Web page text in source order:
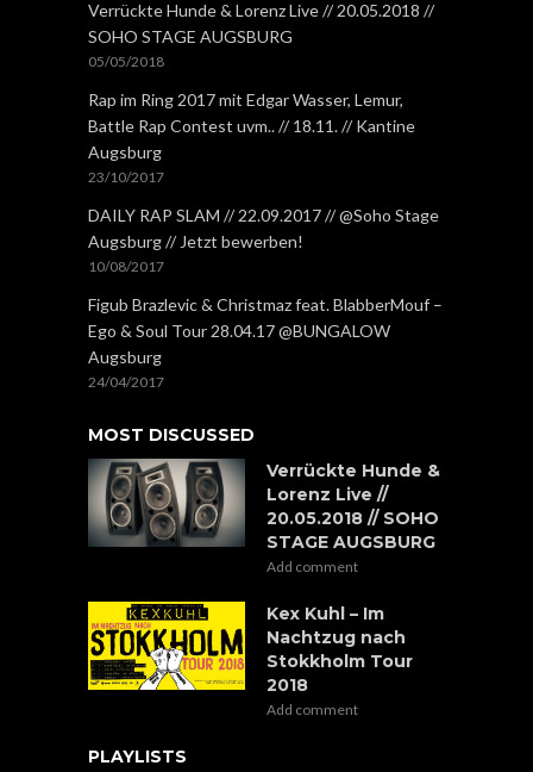
Verrückte Hunde & Lorenz Live // 20.05.2018 //
SOHO STAGE AUGSBURG
05/05/2018
Rap im Ring 2017 mit Edgar Wasser, Lemur,
Battle Rap Contest uvm.. // 18.11. // Kantine
Augsburg
23/10/2017
DAILY RAP SLAM // 22.09.2017 // @Soho Stage
Augsburg // Jetzt bewerben!
10/08/2017
Figub Brazlevic & Christmaz feat. BlabberMouf –
Ego & Soul Tour 28.04.17 @BUNGALOW
Augsburg
24/04/2017
MOST DISCUSSED
Verrückte Hunde &
Lorenz Live //
20.05.2018 // SOHO
STAGE AUGSBURG
Add comment
Kex Kuhl – Im
Nachtzug nach
Stokkholm Tour
2018
Add comment
PLAYLISTS